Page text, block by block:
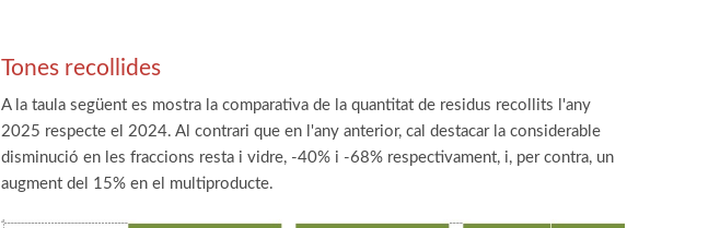
Tones recollides
A la taula següent es mostra la comparativa de la quantitat de residus recollits l'any
2025 respecte el 2024. Al contrari que en l'any anterior, cal destacar la considerable
disminució en les fraccions resta i vidre, -40% i -68% respectivament, i, per contra, un
augment del 15% en el multiproducte.